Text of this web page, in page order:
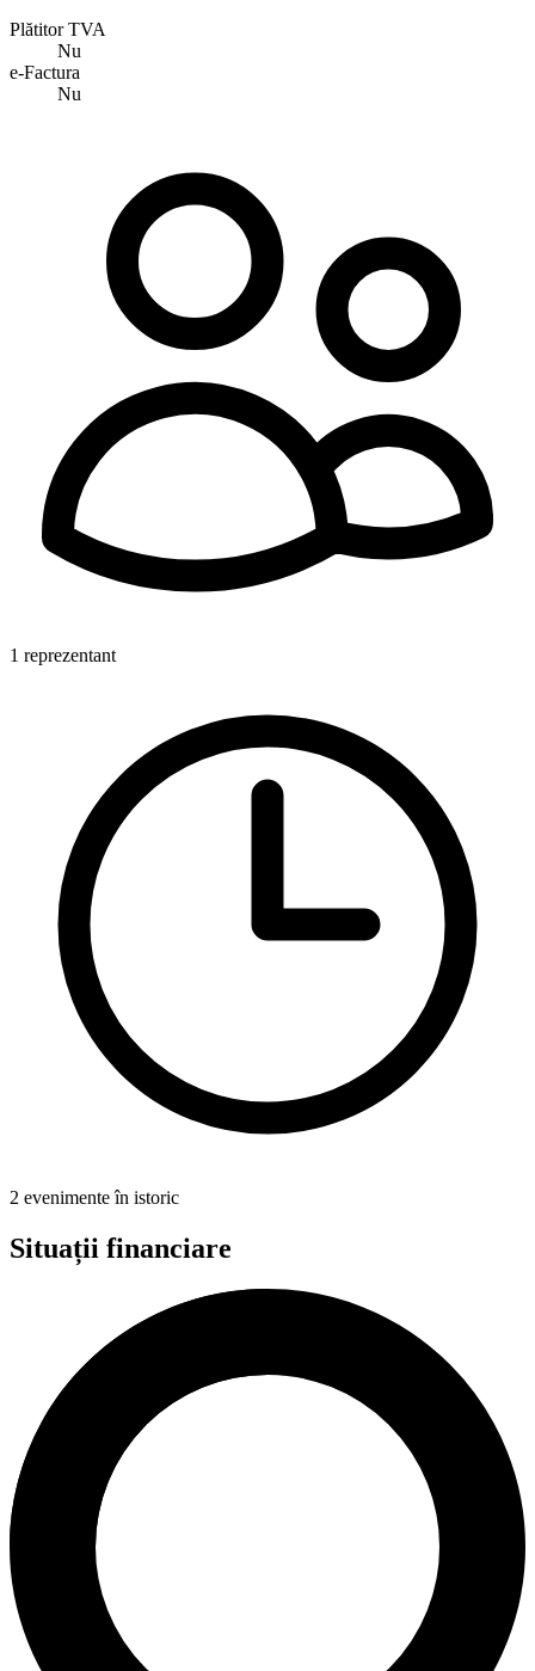
Plătitor TVA
Nu
e-Factura
Nu
1 reprezentant
2 evenimente în istoric
Situații financiare